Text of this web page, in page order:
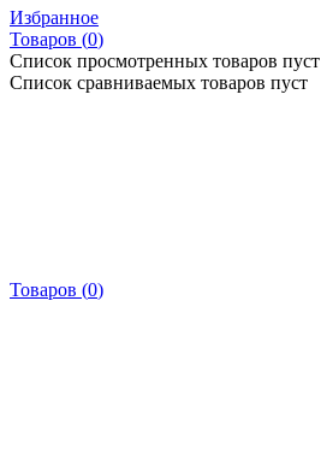
Избранное
Товаров (0)
Список просмотренных товаров пуст
Список сравниваемых товаров пуст
Товаров (0)